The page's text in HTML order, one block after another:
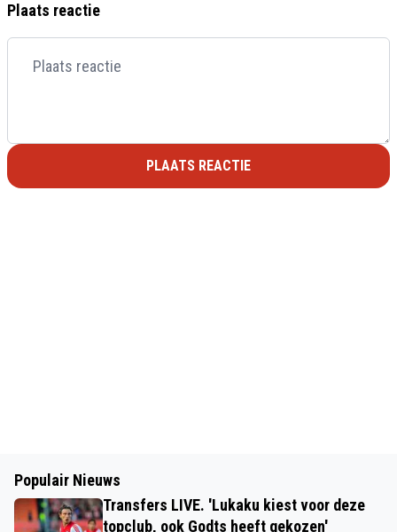
Plaats reactie
PLAATS REACTIE
Populair Nieuws
Transfers LIVE. 'Lukaku kiest voor deze
topclub, ook Godts heeft gekozen'